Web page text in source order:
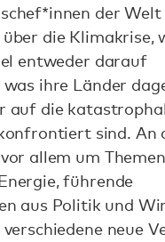
der
die Klimakrise,
entweder darauf
ihre Länder
auf die
sind. An
allem um
führende
aus Politik und
neue